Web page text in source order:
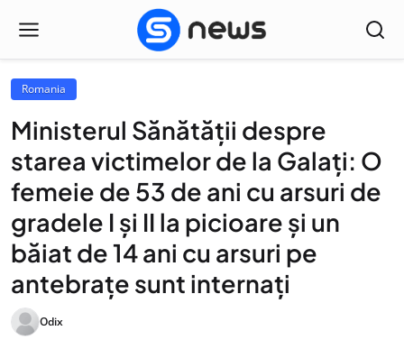
Romania
Ministerul Sănătății despre
starea victimelor de la Galați: O
femeie de 53 de ani cu arsuri de
gradele I și II la picioare și un
băiat de 14 ani cu arsuri pe
antebrațe sunt internați
Odix